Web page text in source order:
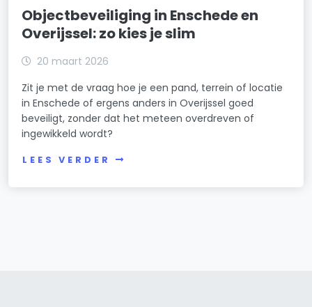
Objectbeveiliging in Enschede en
Overijssel: zo kies je slim
20 maart 2026
Zit je met de vraag hoe je een pand, terrein of locatie
in Enschede of ergens anders in Overijssel goed
beveiligt, zonder dat het meteen overdreven of
ingewikkeld wordt?
LEES VERDER